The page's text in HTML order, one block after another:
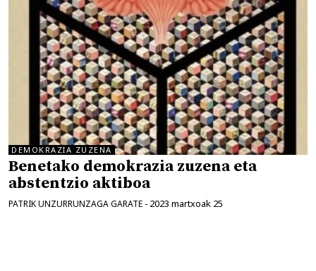
DEMOKRAZIA ZUZENA
Benetako demokrazia zuzena eta
abstentzio aktiboa
PATRIK UNZURRUNZAGA GARATE - 2023 martxoak 25